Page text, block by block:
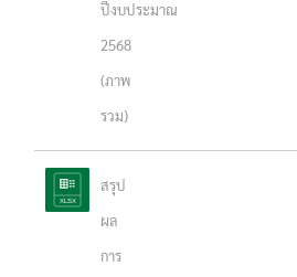
ปีงบประมาณ
2568
(ภาพ
รวม)
สรุป
ผล
การ